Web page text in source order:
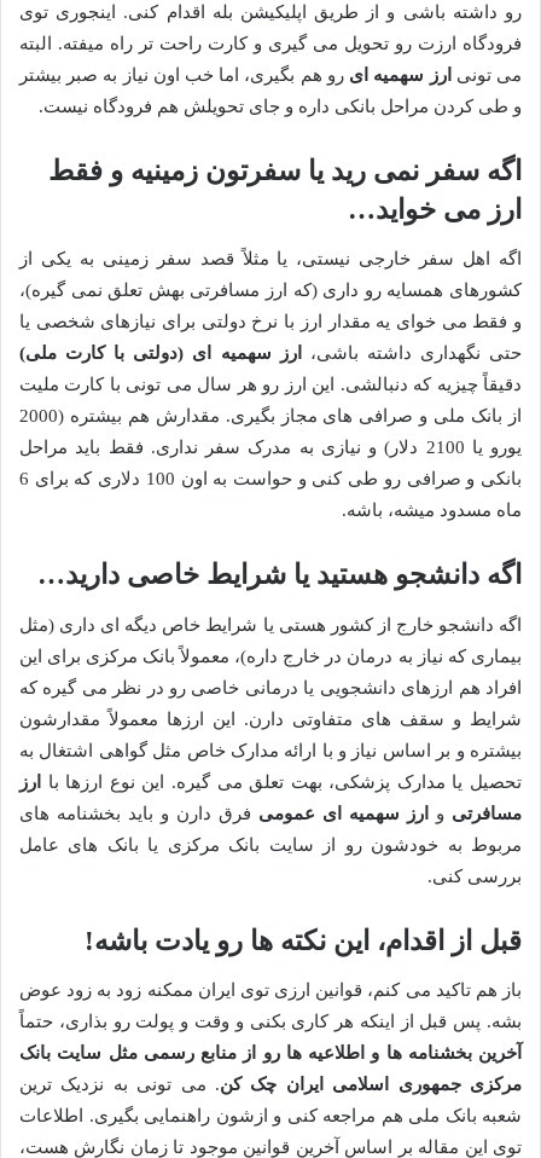
رو داشته باشی و از طریق اپلیکیشن بله اقدام کنی. اینجوری توی
فرودگاه ارزت رو تحویل می گیری و کارت راحت تر راه میفته. البته
می تونی ارز سهمیه ای رو هم بگیری، اما خب اون نیاز به صبر بیشتر
و طی کردن مراحل بانکی داره و جای تحویلش هم فرودگاه نیست.
اگه سفر نمی رید یا سفرتون زمینیه و فقط
ارز می خواید…
اگه اهل سفر خارجی نیستی، یا مثلاً قصد سفر زمینی به یکی از
کشورهای همسایه رو داری (که ارز مسافرتی بهش تعلق نمی گیره)،
و فقط می خوای یه مقدار ارز با نرخ دولتی برای نیازهای شخصی یا
حتی نگهداری داشته باشی،
ارز سهمیه ای (دولتی با کارت ملی)
دقیقاً چیزیه که دنبالشی. این ارز رو هر سال می تونی با کارت ملیت
از بانک ملی و صرافی های مجاز بگیری. مقدارش هم بیشتره (2000
یورو یا 2100 دلار) و نیازی به مدرک سفر نداری. فقط باید مراحل
بانکی و صرافی رو طی کنی و حواست به اون 100 دلاری که برای 6
ماه مسدود میشه، باشه.
اگه دانشجو هستید یا شرایط خاصی دارید…
اگه دانشجو خارج از کشور هستی یا شرایط خاص دیگه ای داری (مثل
بیماری که نیاز به درمان در خارج داره)، معمولاً بانک مرکزی برای این
افراد هم ارزهای دانشجویی یا درمانی خاصی رو در نظر می گیره که
شرایط و سقف های متفاوتی دارن. این ارزها معمولاً مقدارشون
بیشتره و بر اساس نیاز و با ارائه مدارک خاص مثل گواهی اشتغال به
تحصیل یا مدارک پزشکی، بهت تعلق می گیره. این نوع ارزها با
ارز
مسافرتی و ارز سهمیه ای عمومی فرق دارن و باید بخشنامه های
مربوط به خودشون رو از سایت بانک مرکزی یا بانک های عامل
بررسی کنی.
قبل از اقدام، این نکته ها رو یادت باشه!
باز هم تاکید می کنم، قوانین ارزی توی ایران ممکنه زود به زود عوض
بشه. پس قبل از اینکه هر کاری بکنی و وقت و پولت رو بذاری، حتماً
آخرین بخشنامه ها و اطلاعیه ها رو از منابع رسمی مثل سایت بانک
مرکزی جمهوری اسلامی ایران چک کن. می تونی به نزدیک ترین
شعبه بانک ملی هم مراجعه کنی و ازشون راهنمایی بگیری. اطلاعات
توی این مقاله بر اساس آخرین قوانین موجود تا زمان نگارش هست،